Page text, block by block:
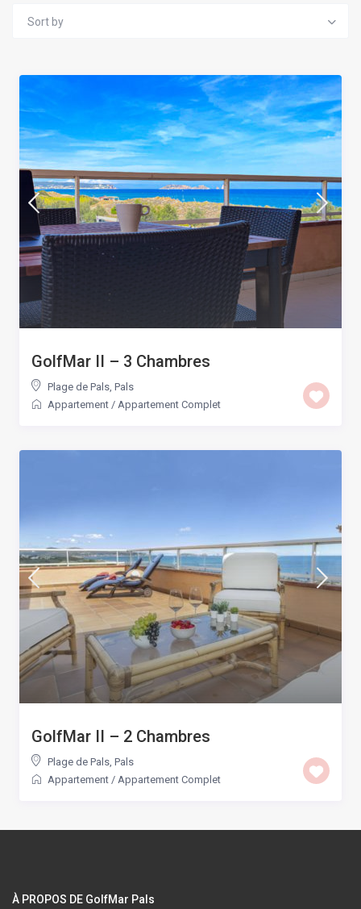
Sort by
GolfMar II – 3 Chambres
Plage de Pals, Pals
Appartement / Appartement Complet
GolfMar II – 2 Chambres
Plage de Pals, Pals
Appartement / Appartement Complet
À PROPOS DE GolfMar Pals